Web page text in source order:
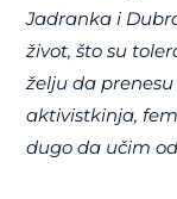
Jadranka i
život, što su
želju da
aktivistkinja,
dugo da učim